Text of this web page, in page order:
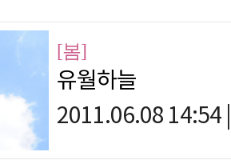
[봄]
유월하늘
2011.06.08 14:54